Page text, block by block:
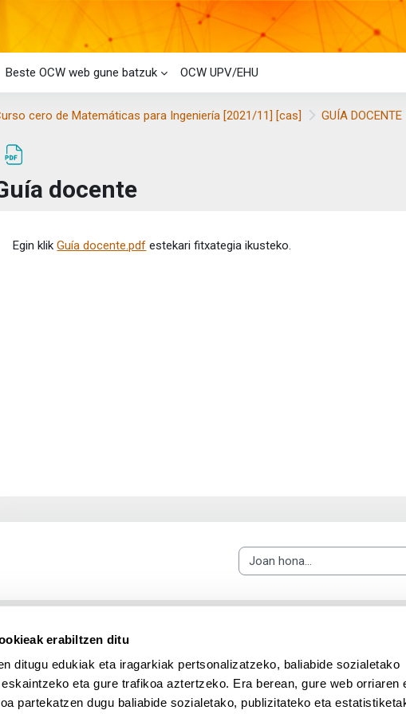
erabiltzen ditu
ditugu edukiak eta iragarkiak pertsonalizatzeko, baliabide sozialetako
eta gure trafikoa aztertzeko. Era berean, gure web orriaren
partekatzen dugu baliabide sozialetako, publizitateko eta
Beste OCW web gune batzuk OCW UPV/EHU
cero de Matemáticas para Ingeniería [2021/11] [cas] GUÍA DOCENTE
docente
Egin klikGuía docente.pdf estekari fitxategia ikusteko.
Joan hona...
App deskargatu UPV/EHU en Facebook (abre
UPV/EHU en Twitter
UPV/EHU en
UPV/